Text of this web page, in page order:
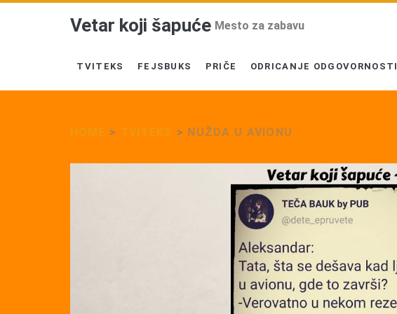
Vetar koji šapuće Mesto za zabavu
TVITEKS FEJSBUKS PRIČE ODRICANJE ODGOVORNOSTI
> > NUŽDA U AVIONU